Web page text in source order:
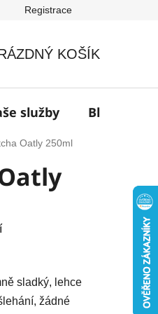
Registrace
KOŠÍK
služby Blog
Oatly 250ml
sladký, lehce
žádné